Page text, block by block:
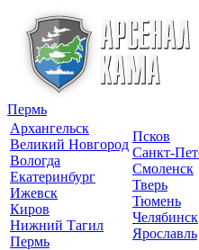
Пермь
Архангельск
Великий Новгород
Вологда
Екатеринбург
Ижевск
Киров
Нижний Тагил
Пермь
Псков
Санкт-
Смоленск
Тверь
Тюмень
Челябинск
Ярославль